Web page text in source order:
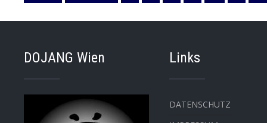
DOJANG Wien Links
DATENSCHUTZ